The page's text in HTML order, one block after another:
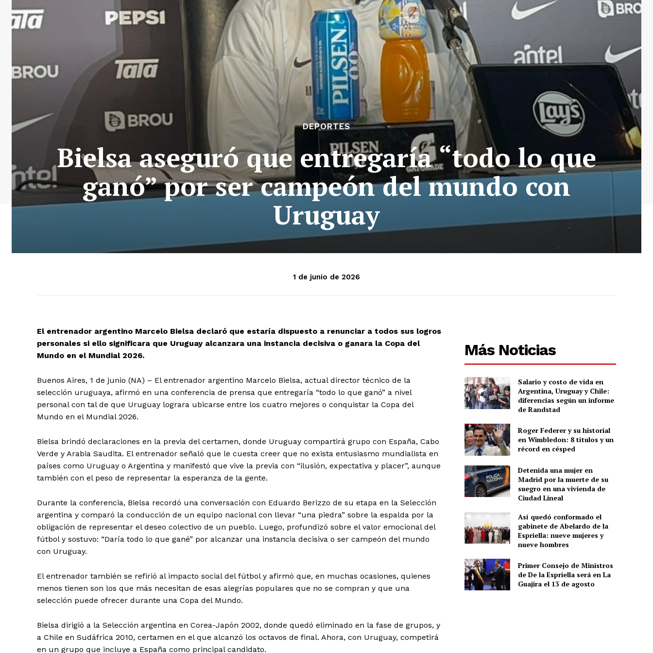
DEPORTES
Bielsa aseguró que entregaría “todo lo que
ganó” por ser campeón del mundo con
Uruguay
1 de junio de 2026
El entrenador argentino Marcelo Bielsa declaró que estaría dispuesto a renunciar a todos sus logros
personales si ello significara que Uruguay alcanzara una instancia decisiva o ganara la Copa del
Mundo en el Mundial 2026.
Buenos Aires, 1 de junio (NA) – El entrenador argentino Marcelo Bielsa, actual director técnico de la
selección uruguaya, afirmó en una conferencia de prensa que entregaría “todo lo que ganó” a nivel
personal con tal de que Uruguay lograra ubicarse entre los cuatro mejores o conquistar la Copa del
Mundo en el Mundial 2026.
Bielsa brindó declaraciones en la previa del certamen, donde Uruguay compartirá grupo con España, Cabo
Verde y Arabia Saudita. El entrenador señaló que le cuesta creer que no exista entusiasmo mundialista en
países como Uruguay o Argentina y manifestó que vive la previa con “ilusión, expectativa y placer”, aunque
también con el peso de representar la esperanza de la gente.
Durante la conferencia, Bielsa recordó una conversación con Eduardo Berizzo de su etapa en la Selección
argentina y comparó la conducción de un equipo nacional con llevar “una piedra” sobre la espalda por la
obligación de representar el deseo colectivo de un pueblo. Luego, profundizó sobre el valor emocional del
fútbol y sostuvo: “Daría todo lo que gané” por alcanzar una instancia decisiva o ser campeón del mundo
con Uruguay.
El entrenador también se refirió al impacto social del fútbol y afirmó que, en muchas ocasiones, quienes
menos tienen son los que más necesitan de esas alegrías populares que no se compran y que una
selección puede ofrecer durante una Copa del Mundo.
Bielsa dirigió a la Selección argentina en Corea-Japón 2002, donde quedó eliminado en la fase de grupos, y
a Chile en Sudáfrica 2010, certamen en el que alcanzó los octavos de final. Ahora, con Uruguay, competirá
en un grupo que incluye a España como principal candidato.
Más Noticias
Salario y costo de vida en
Argentina, Uruguay y Chile:
diferencias según un informe
de Randstad
Roger Federer y su historial
en Wimbledon: 8 títulos y un
récord en césped
Detenida una mujer en
Madrid por la muerte de su
suegro en una vivienda de
Ciudad Lineal
Así quedó conformado el
gabinete de Abelardo de la
Espriella: nueve mujeres y
nueve hombres
Primer Consejo de Ministros
de De la Espriella será en La
Guajira el 13 de agosto